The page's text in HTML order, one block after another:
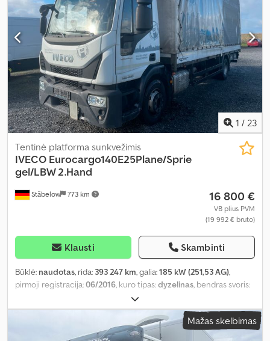
1 / 23
Stäbelow 773 km
Tentinė platforma sunkvežimis
IVECO Eurocargo140E25Plane/Sprie
gel/LBW 2.Hand
16 800 €
VB plius PVM
(19 992 € bruto)
Klausti Skambinti
Būklė: naudotas, rida: 393 247 km, galia:185 kW (251,53 AG),
pirmoji registracija:06/2016, kuro tipas:dyzelinas, bendras svoris:
2 ašys
spalva:balta, pavaros tipas:automatinis, emisijos klasė:Euro 6,
, krovinių skyriaus plotis:2 500 mm,
krovos erdvės aukštis:2 400 mm, Įranga:ABS, elektroninė
Mažas skelbimas